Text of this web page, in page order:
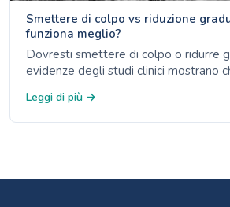
Smettere di colpo vs riduzione
funziona meglio?
Dovresti smettere di colpo o ridurre
evidenze degli studi clinici mostrano
di entrambi gli approcci.
Leggi di più →